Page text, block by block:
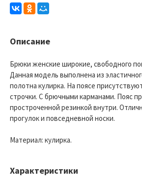
Описание
Брюки женские широкие, свободного
Данная модель выполнена из
полотна кулирка. На поясе
строчки. С брючными карманами. Пояс
простроченной резинкой внутри.
прогулок и повседневной носки.
Материал: кулирка.
Характеристики